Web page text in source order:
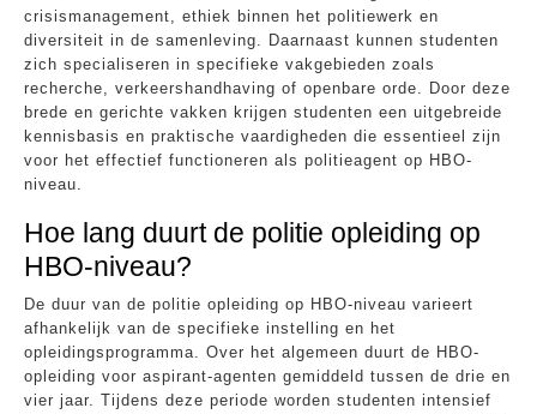
crisismanagement, ethiek binnen het politiewerk en
diversiteit in de samenleving. Daarnaast kunnen studenten
zich specialiseren in specifieke vakgebieden zoals
recherche, verkeershandhaving of openbare orde. Door deze
brede en gerichte vakken krijgen studenten een uitgebreide
kennisbasis en praktische vaardigheden die essentieel zijn
voor het effectief functioneren als politieagent op HBO-
niveau.
Hoe lang duurt de politie opleiding op
HBO-niveau?
De duur van de politie opleiding op HBO-niveau varieert
afhankelijk van de specifieke instelling en het
opleidingsprogramma. Over het algemeen duurt de HBO-
opleiding voor aspirant-agenten gemiddeld tussen de drie en
vier jaar. Tijdens deze periode worden studenten intensief